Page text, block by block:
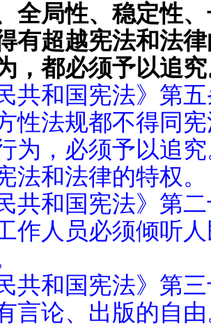
全局性、稳定性
有超越宪法和法
，都必须予以追
共和国宪法》第
性法规都不得同
为，必须予以追
法和法律的特权。
共和国宪法》第
作人员必须倾听
共和国宪法》第
言论、出版的自